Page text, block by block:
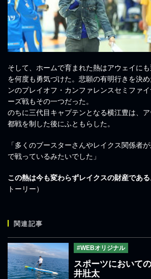
そして、ホームで育まれた熱はアウェイに
を何度も勇気づけた。悲願の有明行きを決
ンのプレイオフ・カンファレンスセミファ
ーズ戦もその一つだった。
のちに三代目キャプテンとなる横江豊は、
都戦を制した後にふともらした。
「多くのブースターさんやレイクス関係者
で戦っているみたいでした」
この熱は今も変わらずレイクスの財産である
トーリー）
関連記事
#WEBオリジナル
スポーツにおいて
井壯太